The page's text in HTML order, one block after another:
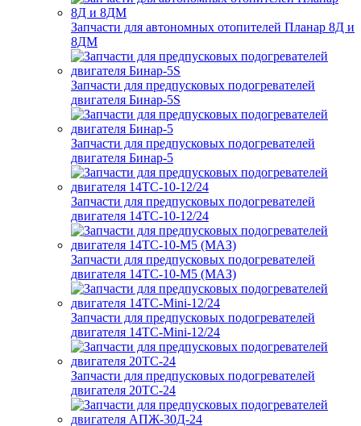
Запчасти для автономных отопителей Планар 8Д и
8ДМ
Запчасти для предпусковых подогревателей
двигателя Бинар-5S
Запчасти для предпусковых подогревателей
двигателя Бинар-5
Запчасти для предпусковых подогревателей
двигателя 14ТС-10-12/24
Запчасти для предпусковых подогревателей
двигателя 14ТС-10-М5 (МАЗ)
Запчасти для предпусковых подогревателей
двигателя 14ТС-Mini-12/24
Запчасти для предпусковых подогревателей
двигателя 20ТС-24